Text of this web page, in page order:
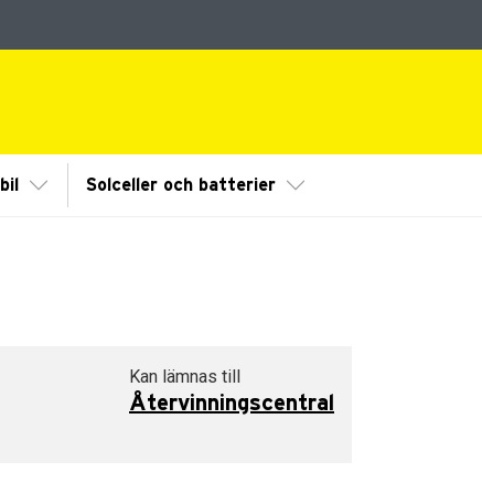
Visa/Göm undermeny
Solceller och batterier Visa/Göm undermeny
Kan lämnas till
Återvinningscentral